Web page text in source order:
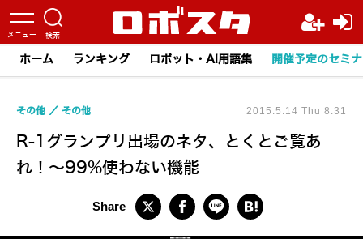
ホーム ランキング ロボット・AI用語集 開催予定のセミ
R-1グランプリ出場のネタ、とくとご覧あ
れ！～99%使わない機能
その他 その他 2015.5.14 Thu 8:31